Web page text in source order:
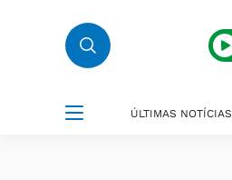
ÚLTIMAS NOTÍCIAS